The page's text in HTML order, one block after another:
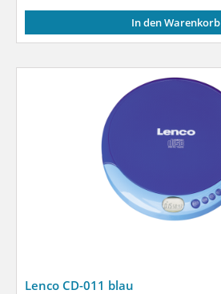
In den Warenkorb
Lenco CD-011 blau